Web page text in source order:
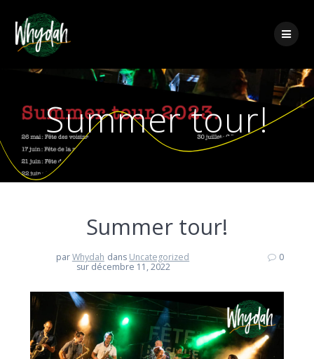
Summer tour!
Summer tour!
parWhydah dans Uncategorized
sur décembre 11, 2022
0